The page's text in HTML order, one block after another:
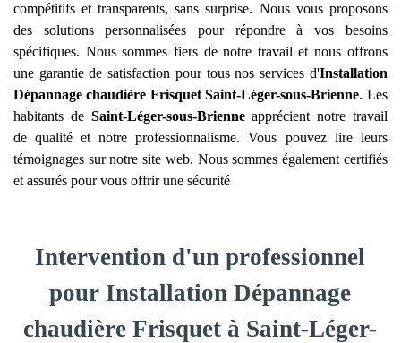
compétitifs et transparents, sans surprise. Nous vous proposons
des solutions personnalisées pour répondre à vos besoins
spécifiques. Nous sommes fiers de notre travail et nous offrons
une garantie de satisfaction pour tous nos services d'Installation
Dépannage chaudière Frisquet Saint-Léger-sous-Brienne. Les
habitants de Saint-Léger-sous-Brienneapprécient notre travail
de qualité et notre professionnalisme. Vous pouvez lire leurs
témoignages sur notre site web. Nous sommes également certifiés
et assurés pour vous offrir une sécurité
Intervention d'un professionnel
pour Installation Dépannage
chaudière Frisquet à Saint-Léger-